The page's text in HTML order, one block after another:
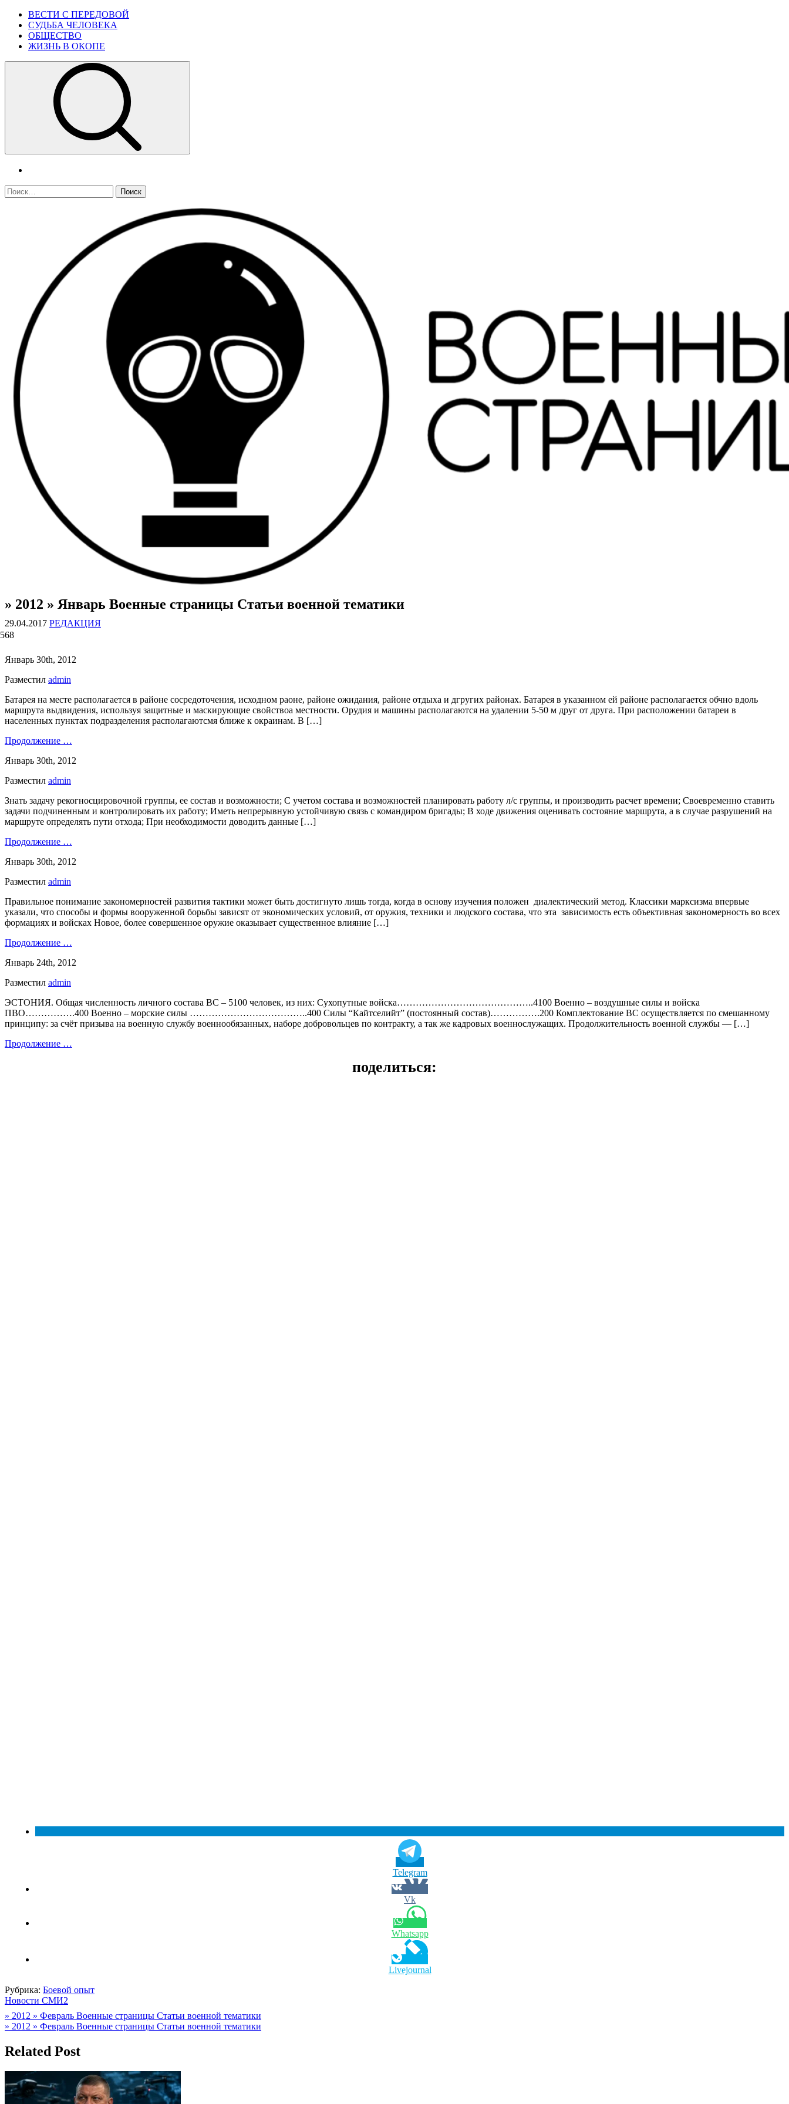
Skip
content
Primary
Menu
ВЕСТИ С ПЕРЕДОВОЙ
СУДЬБА ЧЕЛОВЕКА
ОБЩЕСТВО
ЖИЗНЬ В ОКОПЕ
Найти:
ВОЕННЫЕ СТРАНИЦЫ
СТАТЬИ ВОЕННОЙ ТЕМАТИКИ
» 2012 » Январь Военные страницы Статьи военной тематики
29.04.2017 РЕДАКЦИЯ
568
Январь 30th, 2012
Разместил admin
Батарея на месте располагается в районе сосредоточения, исходном раоне, районе ожидания, районе отдыха и дгругих районах. Батарея в указанном ей районе располагается обчно вдоль
маршрута выдвидения, используя защитные и маскирующие свойствоа местности. Орудия и машины располагаются на удалении 5-50 м друг от друга. При расположении батареи в
населенных пунктах подразделения располагаютсмя ближе к окраинам. В […]
Продолжение …
Январь 30th, 2012
Разместил admin
Знать задачу рекогносцировочной группы, ее состав и возможности; С учетом состава и возможностей планировать работу л/с группы, и производить расчет времени; Своевременно ставить
задачи подчиненным и контролировать их работу; Иметь непрерывную устойчивую связь с командиром бригады; В ходе движения оценивать состояние маршрута, а в случае разрушений на
маршруте определять пути отхода; При необходимости доводить данные […]
Продолжение …
Январь 30th, 2012
Разместил admin
Правильное понимание закономерностей развития тактики может быть достигнуто лишь тогда, когда в основу изучения положен диалектический метод. Классики марксизма впервые
указали, что способы и формы вооруженной борьбы зависят от экономических условий, от оружия, техники и людского состава, что эта зависимость есть объективная закономерность во всех
формациях и войсках Новое, более совершенное оружие оказывает существенное влияние […]
Продолжение …
Январь 24th, 2012
Разместил admin
ЭСТОНИЯ. Общая численность личного состава ВС – 5100 человек, из них: Сухопутные войска……………………………………..4100 Военно – воздушные силы и войска
ПВО…………….400 Военно – морские силы ………………………………..400 Силы “Кайтселийт” (постоянный состав)…………….200 Комплектование ВС осуществляется по смешанному
принципу: за счёт призыва на военную службу военнообязанных, наборе добровольцев по контракту, а так же кадровых военнослужащих. Продолжительность военной службы — […]
Продолжение …
поделиться:
Telegram
Vk
Whatsapp
Livejournal
Рубрика: Боевой опыт
Новости СМИ2
Навигация
по
записям
» 2012 » Февраль Военные страницы Статьи военной тематики
» 2012 » Февраль Военные страницы Статьи военной тематики
Related Post